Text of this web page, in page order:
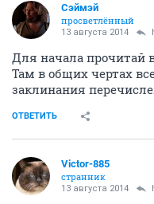
Сэймэй
просветлённый
13 августа 2014
Для начала прочитай
Там в общих чертах
заклинания
ОТВЕТИТЬ
Victor-885
странник
13 августа 2014